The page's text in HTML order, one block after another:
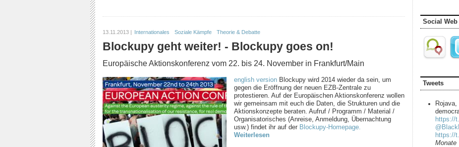
13.11.2013 | Internationales Soziale Kämpfe Theorie & Debatte
Blockupy geht weiter! - Blockupy goes on!
Europäische Aktionskonferenz vom 22. bis 24. November in Frankfurt/Main
english version Blockupy wird 2014 wieder da sein, um
gegen die Eröffnung der neuen EZB-Zentrale zu
protestieren. Auf der Europäischen Aktionskonferenz wollen
wir gemeinsam mit euch die Daten, die Strukturen und die
Aktionskonzepte beraten. Aufruf / Programm / Material /
Organisatorisches (Anreise, Anmeldung, Übernachtung
usw.) findet ihr auf der Blockupy-Homepage.
Weiterlesen
Social
Tweets
https://
https://
Monate